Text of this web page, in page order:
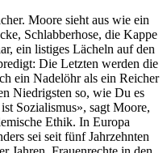
Moore sieht aus wie ein
Schlabberhose, die Kappe
ein listiges Lächeln auf den
Die Letzten werden die
ein Nadelöhr als ein Reicher
Niedrigsten so, wie Du es
Sozialismus», sagt Moore,
Ethik. In Europa
sei seit fünf Jahrzehnten